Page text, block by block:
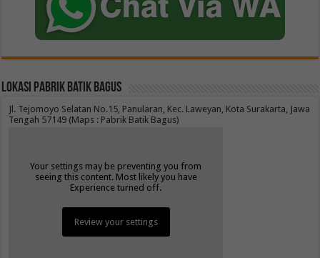
Lokasi Pabrik Batik Bagus
Jl. Tejomoyo Selatan No.15, Panularan, Kec. Laweyan, Kota Surakarta, Jawa
Tengah 57149 (Maps : Pabrik Batik Bagus)
Your settings may be preventing you from
seeing this content. Most likely you have
Experience turned off.
Review your settings